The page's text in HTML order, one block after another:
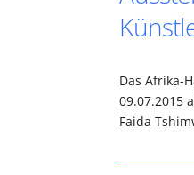
Das Afrika-
09.07.2015
Faida